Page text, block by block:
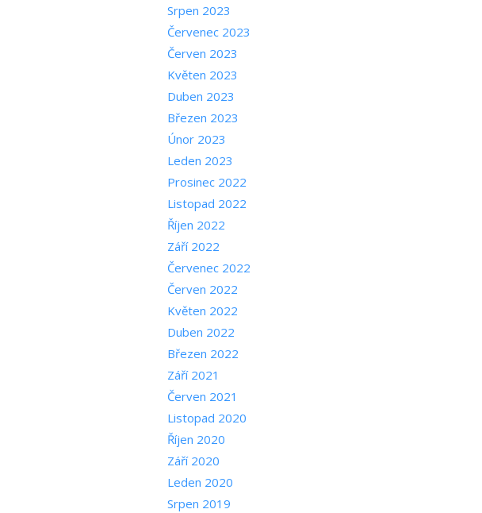
Srpen 2023
Červenec 2023
Červen 2023
Květen 2023
Duben 2023
Březen 2023
Únor 2023
Leden 2023
Prosinec 2022
Listopad 2022
Říjen 2022
Září 2022
Červenec 2022
Červen 2022
Květen 2022
Duben 2022
Březen 2022
Září 2021
Červen 2021
Listopad 2020
Říjen 2020
Září 2020
Leden 2020
Srpen 2019